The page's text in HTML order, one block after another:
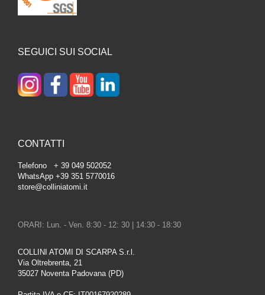
SEGUICI SUI SOCIAL
CONTATTI
Telefono + 39 049 502052
WhatsApp +39 351 5770016
store@colliniatomi.it
ORARI: Lun. - Ven. 8:30 - 12: 30 | 14:30 - 18:30
COLLINI ATOMI DI SCARPA S.r.l.
Via Oltrebrenta, 21
35027 Noventa Padovana (PD)